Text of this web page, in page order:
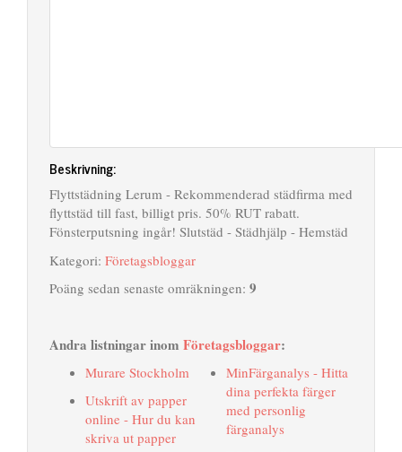
Beskrivning:
Flyttstädning Lerum - Rekommenderad städfirma med
flyttstäd till fast, billigt pris. 50% RUT rabatt.
Fönsterputsning ingår! Slutstäd - Städhjälp - Hemstäd
Kategori: Företagsbloggar
Poäng sedan senaste omräkningen: 9
Andra listningar inom Företagsbloggar:
Murare Stockholm
Utskrift av papper
online - Hur du kan
skriva ut papper
MinFärganalys - Hitta
dina perfekta färger
med personlig
färganalys